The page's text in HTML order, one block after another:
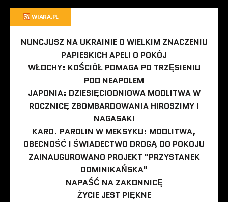
WIARA.PL
NUNCJUSZ NA UKRAINIE O WIELKIM ZNACZENIU
PAPIESKICH APELI O POKÓJ
WŁOCHY: KOŚCIÓŁ POMAGA PO TRZĘSIENIU
POD NEAPOLEM
JAPONIA: DZIESIĘCIODNIOWA MODLITWA W
ROCZNICĘ ZBOMBARDOWANIA HIROSZIMY I
NAGASAKI
KARD. PAROLIN W MEKSYKU: MODLITWA,
OBECNOŚĆ I ŚWIADECTWO DROGĄ DO POKOJU
ZAINAUGUROWANO PROJEKT "PRZYSTANEK
DOMINIKAŃSKA"
NAPAŚĆ NA ZAKONNICĘ
ŻYCIE JEST PIĘKNE